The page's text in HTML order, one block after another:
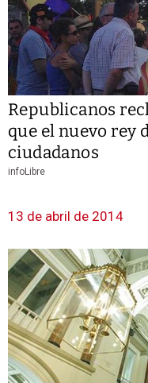
Republicanos
que el nuevo rey
ciudadanos
infoLibre
13 de abril de 2014